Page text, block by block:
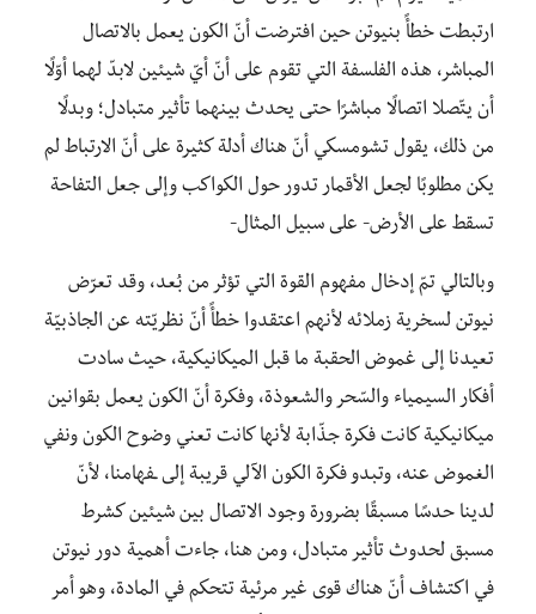
ارتبطت خطأً بنيوتن حين افترضت أنّ الكون يعمل بالاتصال
المباشر، هذه الفلسفة التي تقوم على أنّ أيّ شيئين لابدّ لهما أوّلًا
أن يتّصلا اتصالًا مباشرًا حتى يحدث بينهما تأثير متبادل؛ وبدلًا
من ذلك، يقول تشومسكي أنّ هناك أدلة كثيرة على أنّ الارتباط لم
يكن مطلوبًا لجعل الأقمار تدور حول الكواكب وإلى جعل التفاحة
تسقط على الأرض- على سبيل المثال-
وبالتالي تمّ إدخال مفهوم القوة التي تؤثر من بُعد، وقد تعرّض
نيوتن لسخرية زملائه لأنهم اعتقدوا خطأً أنّ نظريّته عن الجاذبيّة
تعيدنا إلى غموض الحقبة ما قبل الميكانيكية، حيث سادت
أفكار السيمياء والسّحر والشعوذة، وفكرة أنّ الكون يعمل بقوانين
ميكانيكية كانت فكرة جذّابة لأنها كانت تعني وضوح الكون ونفي
الغموض عنه، وتبدو فكرة الكون الآلي قريبة إلى ـفهامنا، لأنّ
لدينا حدسًا مسبقًا بضرورة وجود الاتصال بين شيئين كشرط
مسبق لحدوث تأثير متبادل، ومن هنا، جاءت أهمية دور نيوتن
في اكتشاف أنّ هناك قوى غير مرئية تتحكم في المادة، وهو أمر